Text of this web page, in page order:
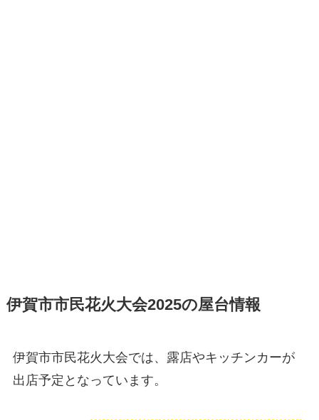
伊賀市市民花火大会2025の屋台情報
伊賀市市民花火大会では、露店やキッチンカーが
出店予定となっています。